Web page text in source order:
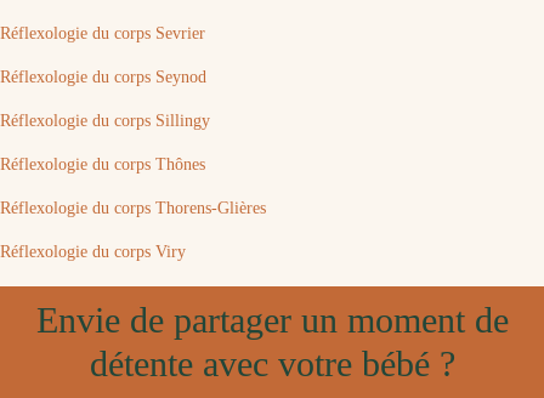
Réflexologie du corps Sevrier
Réflexologie du corps Seynod
Réflexologie du corps Sillingy
Réflexologie du corps Thônes
Réflexologie du corps Thorens-Glières
Réflexologie du corps Viry
Envie de partager un moment de
détente avec votre bébé ?